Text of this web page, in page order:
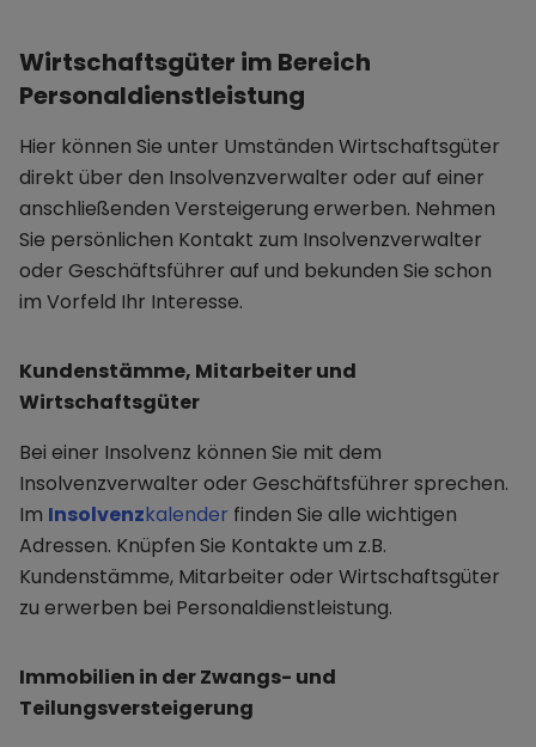
Wirtschaftsgüter im Bereich
Personaldienstleistung
Hier können Sie unter Umständen Wirtschaftsgüter
direkt über den Insolvenzverwalter oder auf einer
anschließenden Versteigerung erwerben. Nehmen
Sie persönlichen Kontakt zum Insolvenzverwalter
oder Geschäftsführer auf und bekunden Sie schon
im Vorfeld Ihr Interesse.
Kundenstämme, Mitarbeiter und
Wirtschaftsgüter
Bei einer Insolvenz können Sie mit dem
Insolvenzverwalter oder Geschäftsführer sprechen.
Im Insolvenzkalender finden Sie alle wichtigen
Adressen. Knüpfen Sie Kontakte um z.B.
Kundenstämme, Mitarbeiter oder Wirtschaftsgüter
zu erwerben bei Personaldienstleistung.
Immobilien in der Zwangs- und
Teilungsversteigerung